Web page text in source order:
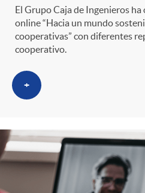
El Grupo Caja de Ingenieros
online “Hacia un mundo
cooperativas” con diferentes
cooperativo.
+